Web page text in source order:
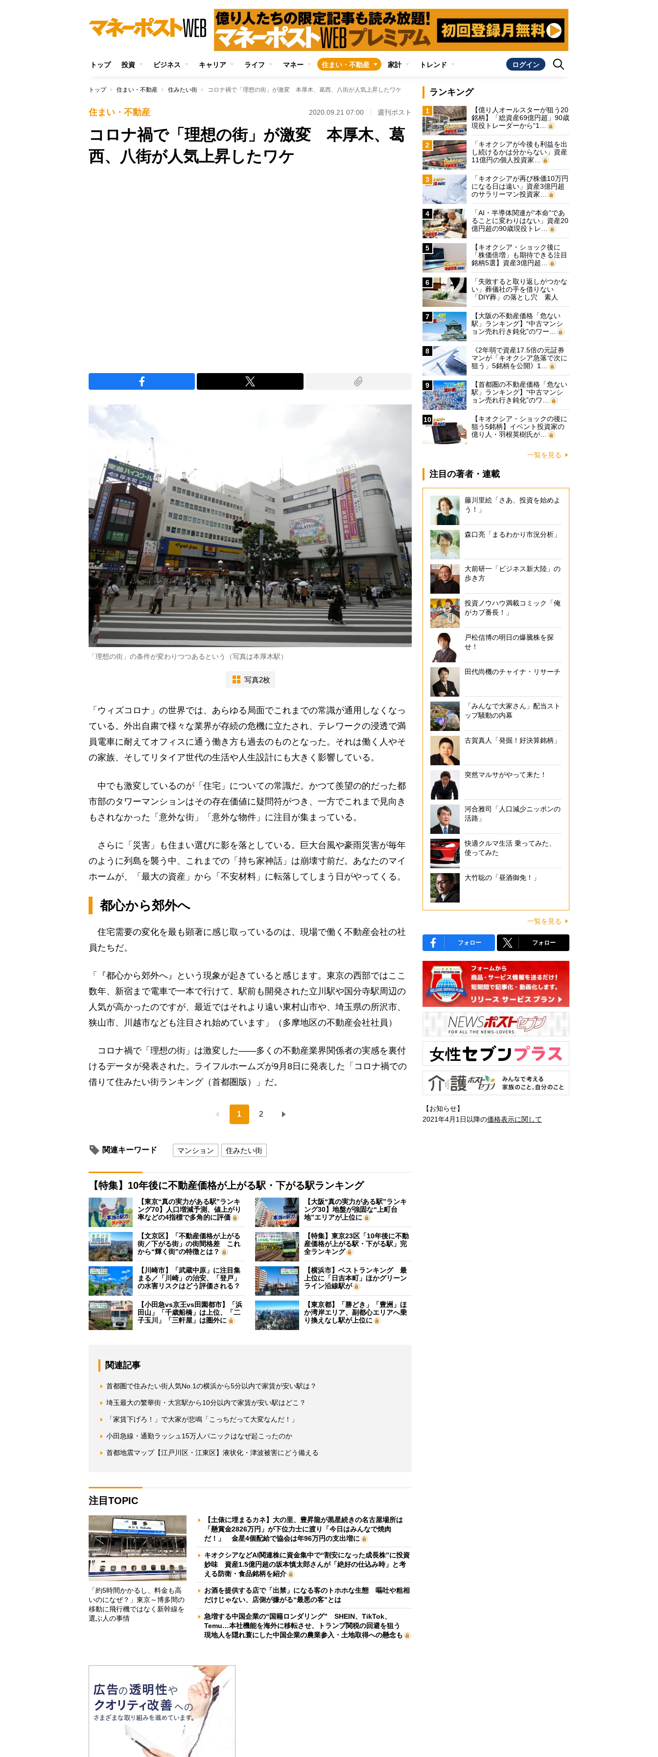
トップ 投資 ビジネス キャリア ライフ マネー 住まい・不動産 家計 トレンド ログイン
トップ 住まい・不動産 住みたい街 コロナ禍で「理想の街」が激変 本厚木、葛西、八街が人気上昇したワケ
住まい・不動産 2020.09.21 07:00 週刊ポスト
コロナ禍で「理想の街」が激変 本厚木、葛
西、八街が人気上昇したワケ
「理想の街」の条件が変わりつつあるという（写真は本厚木駅）
写真2枚
「ウィズコロナ」の世界では、あらゆる局面でこれまでの常識が通用しなくなっ
ている。外出自粛で様々な業界が存続の危機に立たされ、テレワークの浸透で満
員電車に耐えてオフィスに通う働き方も過去のものとなった。それは働く人やそ
の家族、そしてリタイア世代の生活や人生設計にも大きく影響している。
中でも激変しているのが「住宅」についての常識だ。かつて羨望の的だった都
市部のタワーマンションはその存在価値に疑問符がつき、一方でこれまで見向き
もされなかった「意外な街」「意外な物件」に注目が集まっている。
さらに「災害」も住まい選びに影を落としている。巨大台風や豪雨災害が毎年
のように列島を襲う中、これまでの「持ち家神話」は崩壊寸前だ。あなたのマイ
ホームが、「最大の資産」から「不安材料」に転落してしまう日がやってくる。
都心から郊外へ
住宅需要の変化を最も顕著に感じ取っているのは、現場で働く不動産会社の社
員たちだ。
「『都心から郊外へ』という現象が起きていると感じます。東京の西部ではここ
数年、新宿まで電車で一本で行けて、駅前も開発された立川駅や国分寺駅周辺の
人気が高かったのですが、最近ではそれより遠い東村山市や、埼玉県の所沢市、
狭山市、川越市なども注目され始めています」（多摩地区の不動産会社社員）
コロナ禍で「理想の街」は激変した――多くの不動産業界関係者の実感を裏付
けるデータが発表された。ライフルホームズが9月8日に発表した「コロナ禍での
借りて住みたい街ランキング（首都圏版）」だ。
1 2
関連キーワード マンション 住みたい街
【特集】10年後に不動産価格が上がる駅・下がる駅ランキング
【東京“真の実力がある駅”ランキ
ング70】人口増減予測、値上がり
率などの4指標で多角的に評価
【大阪“真の実力がある駅”ランキ
ング30】地盤が強固な“上町台
地”エリアが上位に
【文京区】「不動産価格が上がる
街／下がる街」の街間格差 これ
から“輝く街”の特徴とは？
【特集】東京23区「10年後に不動
産価格が上がる駅・下がる駅」完
全ランキング
【川崎市】「武蔵中原」に注目集
まる／「川崎」の治安、「登戸」
の水害リスクはどう評価される？
【横浜市】ベストランキング 最
上位に「日吉本町」ほかグリーン
ライン沿線駅が
【小田急vs京王vs田園都市】「浜
田山」「千歳船橋」は上位、「二
子玉川」「三軒屋」は圏外に
【東京都】「勝どき」「豊洲」ほ
か湾岸エリア、副都心エリアへ乗
り換えなし駅が上位に
関連記事
首都圏で住みたい街人気No.1の横浜から5分以内で家賃が安い駅は？
埼玉最大の繁華街・大宮駅から10分以内で家賃が安い駅はどこ？
「家賃下げろ！」で大家が悲鳴「こっちだって大変なんだ！」
小田急線・通勤ラッシュ15万人パニックはなぜ起こったのか
首都地震マップ【江戸川区・江東区】液状化・津波被害にどう備える
注目TOPIC
「約5時間かかるし、料金も高
いのになぜ？」東京～博多間の
移動に飛行機ではなく新幹線を
選ぶ人の事情
【土俵に埋まるカネ】大の里、豊昇龍が黒星続きの名古屋場所は
「懸賞金2826万円」が下位力士に渡り「今日はみんなで焼肉
だ！」 金星4個配給で協会は年96万円の支出増に
キオクシアなどAI関連株に資金集中で“割安になった成長株”に投資
妙味 資産1.5億円超の坂本慎太郎さんが「絶好の仕込み時」と考
える防衛・食品銘柄を紹介
お酒を提供する店で「出禁」になる客のトホホな生態 嘔吐や粗相
だけじゃない、店側が嫌がる“最悪の客”とは
急増する中国企業の“国籍ロンダリング” SHEIN、TikTok、
Temu…本社機能を海外に移転させ、トランプ関税の回避を狙う
現地人を隠れ蓑にした中国企業の農業参入・土地取得への懸念も
ランキング
1
【億り人オールスターが狙う20
銘柄】「総資産69億円超」90歳
現役トレーダーから“1…
2
「キオクシアが今後も利益を出
し続けるかは分からない」資産
11億円の個人投資家…
3
「キオクシアが再び株価10万円
になる日は遠い」資産3億円超
のサラリーマン投資家…
4
「AI・半導体関連が“本命”であ
ることに変わりはない」資産20
億円超の90歳現役トレ…
5
【キオクシア・ショック後に
「株価倍増」も期待できる注目
銘柄5選】資産3億円超…
6
「失敗すると取り返しがつかな
い」葬儀社の手を借りない
「DIY葬」の落とし穴 素人
に…
7
【大阪の不動産価格「危ない
駅」ランキング】“中古マンシ
ョン売れ行き鈍化”のワー…
8
《2年弱で資産17.5倍の元証券
マンが「キオクシア急落で次に
狙う」5銘柄を公開》1…
9
【首都圏の不動産価格「危ない
駅」ランキング】“中古マンシ
ョン売れ行き鈍化”のワ…
10
【キオクシア・ショックの後に
狙う5銘柄】イベント投資家の
億り人・羽根英樹氏が…
一覧を見る
注目の著者・連載
藤川里絵「さあ、投資を始めよ
う！」
森口亮「まるわかり市況分析」
大前研一「ビジネス新大陸」の
歩き方
投資ノウハウ満載コミック「俺
がカブ番長！」
戸松信博の明日の爆騰株を探
せ！
田代尚機のチャイナ・リサーチ
「みんなで大家さん」配当スト
ップ騒動の内幕
古賀真人「発掘！好決算銘柄」
突然マルサがやって来た！
河合雅司「人口減少ニッポンの
活路」
快適クルマ生活 乗ってみた、
使ってみた
大竹聡の「昼酒御免！」
一覧を見る
フォロー フォロー
【お知らせ】
2021年4月1日以降の価格表示に関して